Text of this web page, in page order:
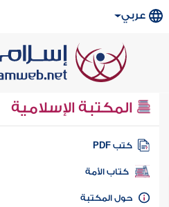
عربي
المكتبة الإسلامية
كتب PDF
كتاب الأمة